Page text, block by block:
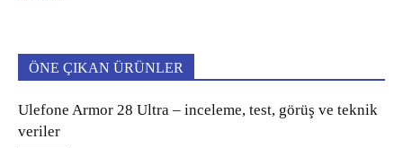
ÖNE ÇIKAN ÜRÜNLER
Ulefone Armor 28 Ultra – inceleme, test, görüş ve teknik
veriler